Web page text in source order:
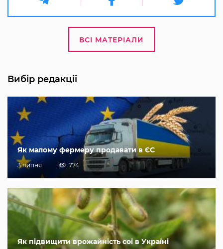
ВСІ МАТЕРІАЛИ
Вибір редакції
Як малому фермеру продавати в ЄС
3 липня 774
Як підвищити врожайність сої в Україні